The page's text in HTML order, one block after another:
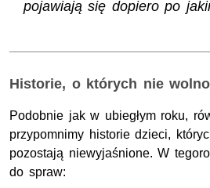
pojawiają się dopiero po
Historie, o których nie
Podobnie jak w ubiegłym roku,
przypomnimy historie dzieci,
pozostają niewyjaśnione. W
do spraw: